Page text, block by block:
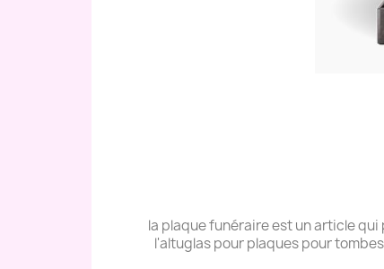
la plaque funéraire est un article
l'altuglas pour plaques pour